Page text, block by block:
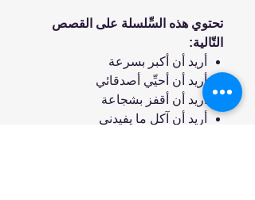
تحتوي هذه السِّلسلة على القصص
التّالية:
أريد أن أكبر بسرعة
أريد أن أحيِّي أصدقائي
أريد أن أقفز بشجاعة
أريد أن آكل ما يفيدني